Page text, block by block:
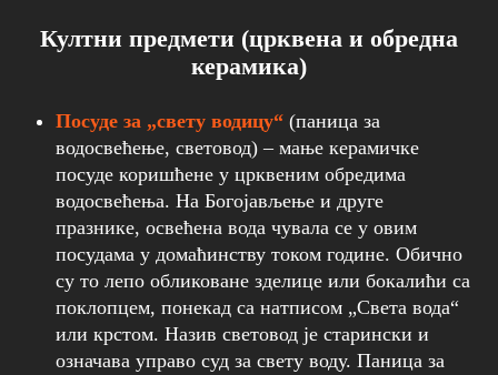
Култни предмети (црквена и обредна
керамика)
Посуде за „свету водицу“ (паница за
водосвећење, световод) – мање керамичке
посуде коришћене у црквеним обредима
водосвећења. На Богојављење и друге
празнике, освећена вода чувала се у овим
посудама у домаћинству током године. Обично
су то лепо обликоване зделице или бокалићи са
поклопцем, понекад са натписом „Света вода“
или крстом. Назив световод је старински и
означава управо суд за свету воду. Паница за